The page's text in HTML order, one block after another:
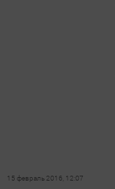
15 февраль 2016, 12:07